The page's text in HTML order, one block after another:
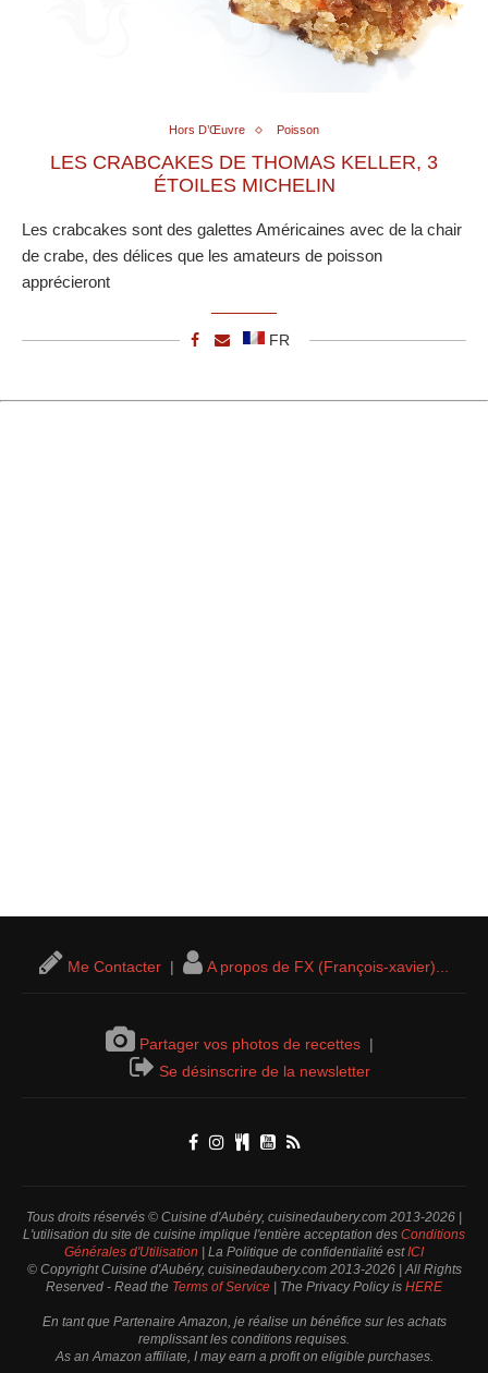
Hors D’Œuvre Poisson
LES CRABCAKES DE THOMAS KELLER, 3
ÉTOILES MICHELIN
Les crabcakes sont des galettes Américaines avec de la chair
de crabe, des délices que les amateurs de poisson
apprécieront
FR
Me Contacter | A propos de FX (François-xavier)...
Partager vos photos de recettes |
Se désinscrire de la newsletter
Tous droits réservés © Cuisine d'Aubéry, cuisinedaubery.com 2013-2026 |
L'utilisation du site de cuisine implique l'entière acceptation des Conditions
Générales d'Utilisation | La Politique de confidentialité estICI
© Copyright Cuisine d'Aubéry, cuisinedaubery.com 2013-2026 | All Rights
Reserved - Read the Terms of Service | The Privacy Policy is HERE
En tant que Partenaire Amazon, je réalise un bénéfice sur les achats
remplissant les conditions requises.
As an Amazon affiliate, I may earn a profit on eligible purchases.